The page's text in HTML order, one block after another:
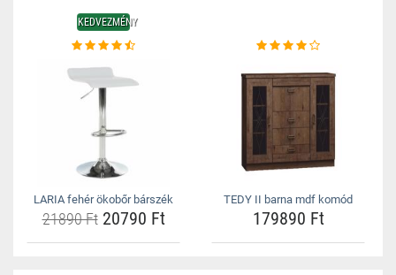
KEDVEZMÉNY
LARIA fehér ökobőr bárszék
21890 Ft20790 Ft
TEDY II barna mdf komód
179890 Ft